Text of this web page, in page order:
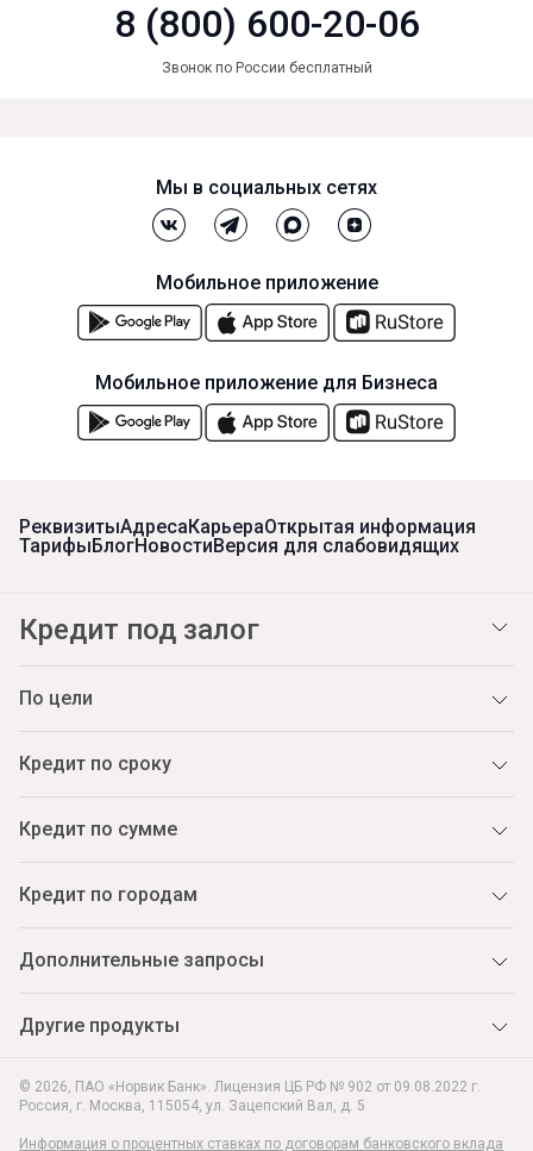
8 (800) 600-20-06
Звонок по России бесплатный
© 2026, ПАО «Норвик Банк». Лицензия ЦБ РФ № 902 от 09.08.2022 г.
Россия, г. Москва, 115054, ул. Зацепский Вал, д. 5
Информация о процентных ставках по договорам банковского вклада
РеквизитыАдресаКарьераОткрытая информация
ТарифыБлогНовостиВерсия для слабовидящих
Кредит под залог
По цели
Кредит по сроку
Кредит по сумме
Кредит по городам
Дополнительные запросы
Другие продукты
Мы в социальных сетях
Мобильное приложение
Мобильное приложение для Бизнеса